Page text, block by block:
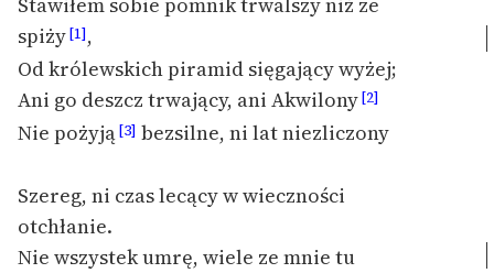
Ręce pełne poezji
Kolekcje edukacyjne
twórców przechodzących
lektur szkolnych oraz
Starego Testamentu
Odkurzamy bohaterów
spiży[1],
Od królewskich piramid sięgający wyżej;
Ani go deszcz trwający, ani Akwilony[2]
Nie pożyją[3] bezsilne, ni lat niezliczony
Szereg, ni czas lecący w wieczności
otchłanie.
Nie wszystek umrę, wiele ze mnie tu